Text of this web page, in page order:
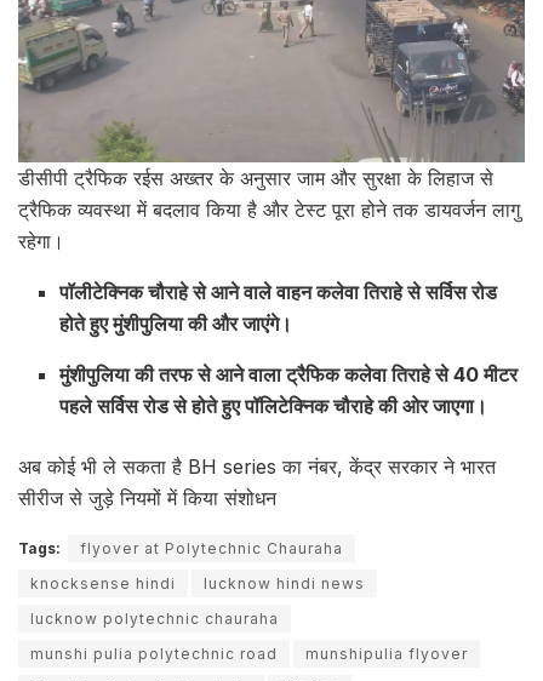
डीसीपी ट्रैफिक रईस अख्तर के अनुसार जाम और सुरक्षा के लिहाज से
ट्रैफिक व्यवस्था में बदलाव किया है और टेस्ट पूरा होने तक डायवर्जन लागु
रहेगा।
पॉलीटेक्निक चौराहे से आने वाले वाहन कलेवा तिराहे से सर्विस रोड
होते हुए मुंशीपुलिया की और जाएंगे।
मुंशीपुलिया की तरफ से आने वाला ट्रैफिक कलेवा तिराहे से 40 मीटर
पहले सर्विस रोड से होते हुए पॉलिटेक्निक चौराहे की ओर जाएगा।
अब कोई भी ले सकता है BH series का नंबर, केंद्र सरकार ने भारत
सीरीज से जुड़े नियमों में किया संशोधन
Tags:
flyover at Polytechnic Chauraha
knocksense hindi
lucknow hindi news
lucknow polytechnic chauraha
munshi pulia polytechnic road
munshipulia flyover